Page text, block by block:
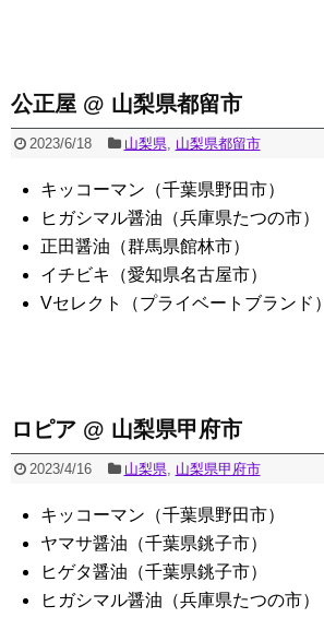
公正屋 @ 山梨県都留市
2023/6/18 山梨県, 山梨県都留市
キッコーマン（千葉県野田市）
ヒガシマル醤油（兵庫県たつの市）
正田醤油（群馬県館林市）
イチビキ（愛知県名古屋市）
Vセレクト（プライベートブランド）
ロピア @ 山梨県甲府市
2023/4/16 山梨県, 山梨県甲府市
キッコーマン（千葉県野田市）
ヤマサ醤油（千葉県銚子市）
ヒゲタ醤油（千葉県銚子市）
ヒガシマル醤油（兵庫県たつの市）